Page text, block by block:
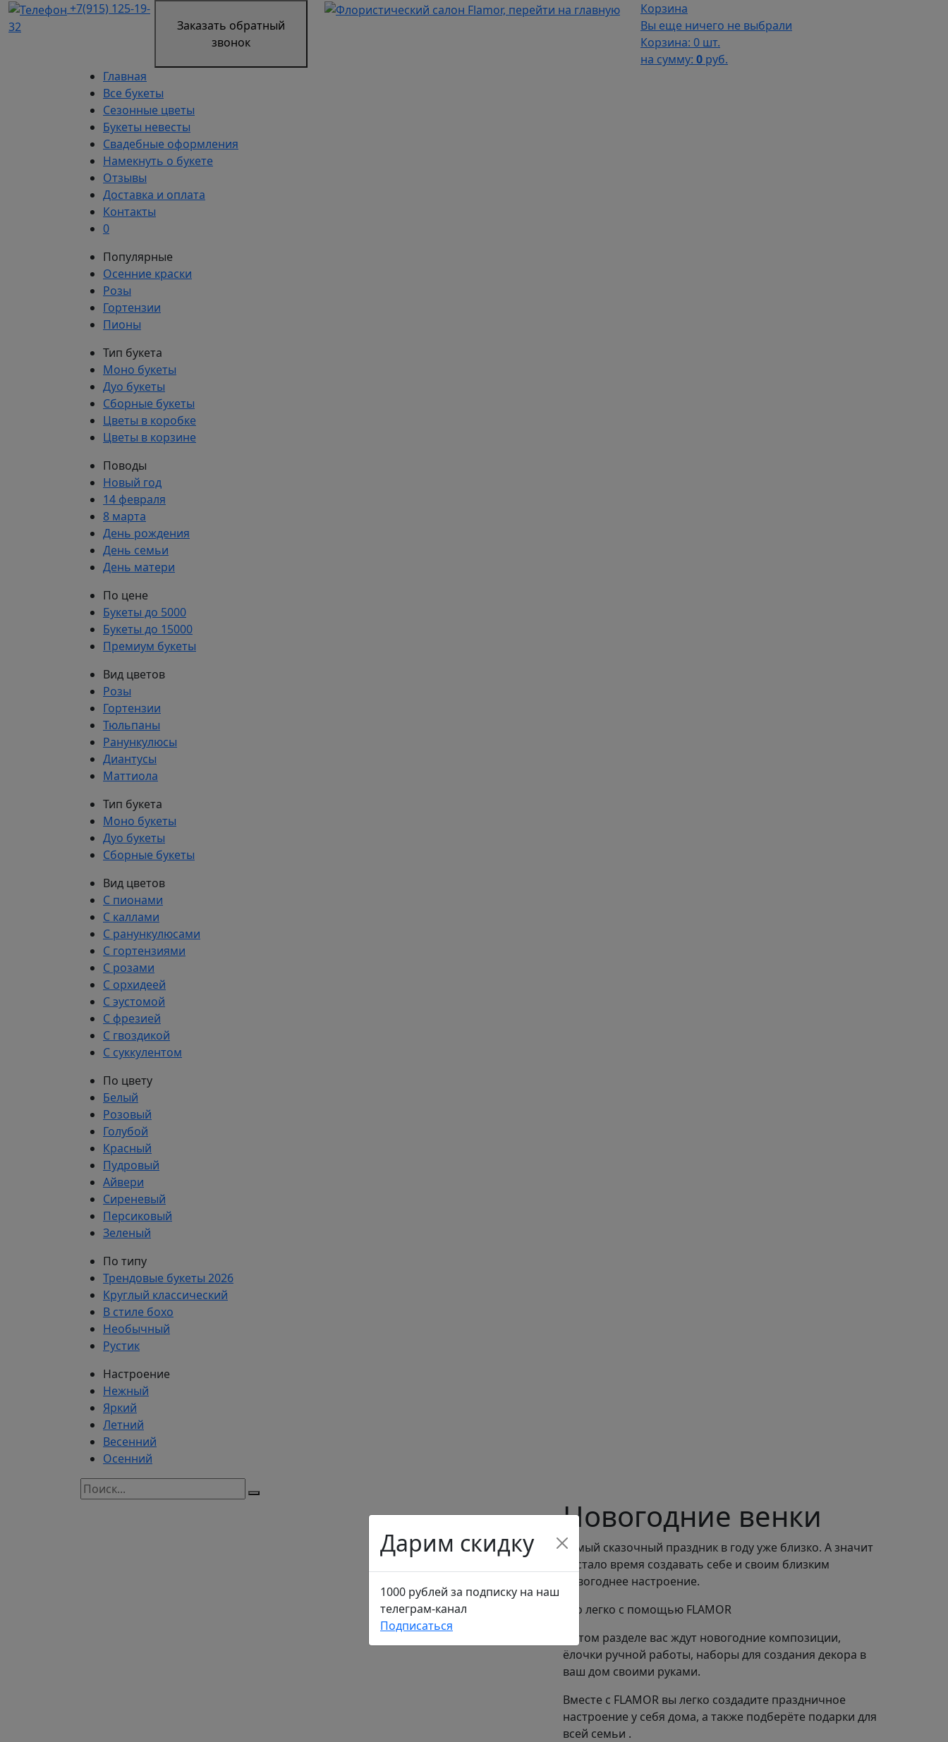
+7(915) 125-19-
32
Заказать обратный
звонок
Корзина
Вы еще ничего не выбрали
Корзина: 0 шт.
на сумму: 0 руб.
Главная
Все букеты
Сезонные цветы
Букеты невесты
Свадебные оформления
Намекнуть о букете
Отзывы
Доставка и оплата
Контакты
0
Популярные
Осенние краски
Розы
Гортензии
Пионы
Тип букета
Моно букеты
Дуо букеты
Сборные букеты
Цветы в коробке
Цветы в корзине
Поводы
Новый год
14 февраля
8 марта
День рождения
День семьи
День матери
По цене
Букеты до 5000
Букеты до 15000
Премиум букеты
Вид цветов
Розы
Гортензии
Тюльпаны
Ранункулюсы
Диантусы
Маттиола
Тип букета
Моно букеты
Дуо букеты
Сборные букеты
Вид цветов
С пионами
С каллами
С ранункулюсами
С гортензиями
С розами
С орхидеей
С эустомой
С фрезией
С гвоздикой
С суккулентом
По цвету
Белый
Розовый
Голубой
Красный
Пудровый
Айвери
Сиреневый
Персиковый
Зеленый
По типу
Трендовые букеты 2026
Круглый классический
В стиле бохо
Необычный
Рустик
Настроение
Нежный
Яркий
Летний
Весенний
Осенний
Новогодние венки
Самый сказочный праздник в году уже близко. А значит
настало время создавать себе и своим близким
новогоднее настроение.
Это легко с помощью FLAMOR
В этом разделе вас ждут новогодние композиции,
ёлочки ручной работы, наборы для создания декора в
ваш дом своими руками.
Вместе с FLAMOR вы легко создадите праздничное
настроение у себя дома, а также подберёте подарки для
всей семьи .
Дарим скидку
1000 рублей за подписку на наш
телеграм-канал
Подписаться